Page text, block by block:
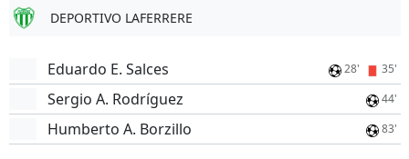
DEPORTIVO LAFERRERE
Eduardo E. Salces 28' 35'
Sergio A. Rodríguez 44'
Humberto A. Borzillo 83'